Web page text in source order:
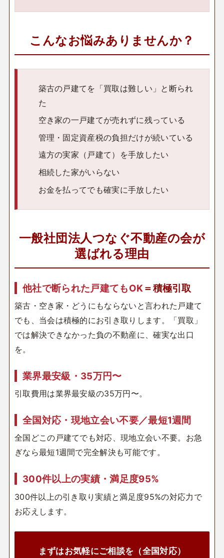
こんなお悩みありませんか？
築古の戸建てを「買取は難しい」と断られ
た
空き家の一戸建てが売れずに残っている
管理・固定資産税の負担だけが続いている
遠方の実家（戸建て）を手放したい
相続した家がいらない
お金を払ってでも確実に手放したい
一般社団法人つなぐ不動産の会が
選ばれる理由
他社で断られた戸建てもOK＝積極引取
築古・空き家・どうにもならないと言われた戸建て
でも、当会は積極的にお引き取りします。「買取」
では解決できなかった負の不動産に、確実な出口
を。
業界最安級・35万円〜
引取費用は業界最安級の35万円〜。
全国対応・現地立会い不要／最短1週間
全国どこの戸建てでも対応、現地立会い不要。お急
ぎなら最短1週間で完全解決も可能です。
300件以上の実績・満足度95%
300件以上の引き取り実績と満足度95%の対応力で
お応えします。
まずはお気軽にご相談を（全国対応）